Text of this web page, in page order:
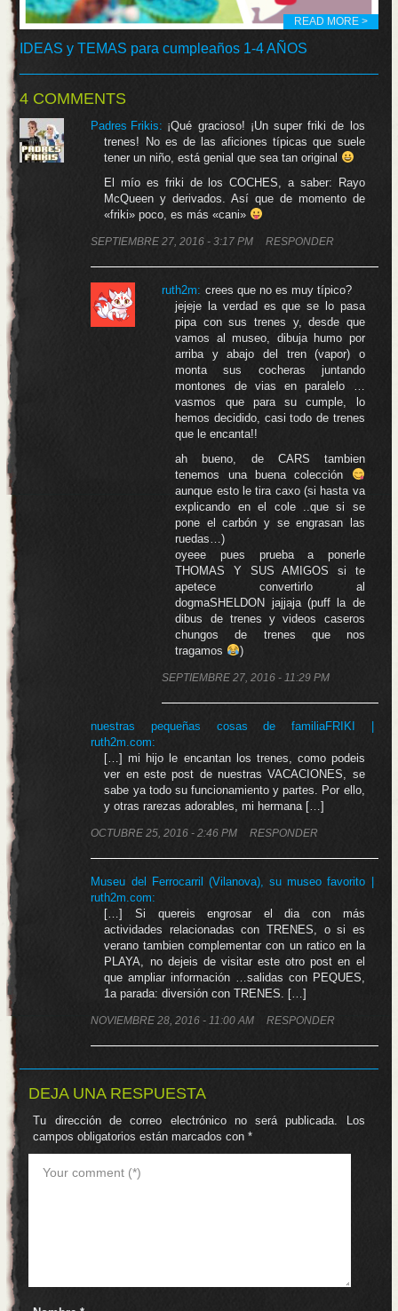
READ MORE >
IDEAS y TEMAS para cumpleaños 1-4 AÑOS
4 COMMENTS
Padres Frikis: ¡Qué gracioso! ¡Un super friki de los
trenes! No es de las aficiones típicas que suele
tener un niño, está genial que sea tan original
El mío es friki de los COCHES, a saber: Rayo
McQueen y derivados. Así que de momento de
«friki» poco, es más «cani»
SEPTIEMBRE 27, 2016 - 3:17 PM RESPONDER
ruth2m: crees que no es muy típico?
jejeje la verdad es que se lo pasa
pipa con sus trenes y, desde que
vamos al museo, dibuja humo por
arriba y abajo del tren (vapor) o
monta sus cocheras juntando
montones de vias en paralelo …
vasmos que para su cumple, lo
hemos decidido, casi todo de trenes
que le encanta!!
ah bueno, de CARS tambien
tenemos una buena colección
aunque esto le tira caxo (si hasta va
explicando en el cole ..que si se
pone el carbón y se engrasan las
ruedas…)
oyeee pues prueba a ponerle
THOMAS Y SUS AMIGOS si te
apetece convertirlo al
dogmaSHELDON jajjaja (puff la de
dibus de trenes y videos caseros
chungos de trenes que nos
tragamos
)
SEPTIEMBRE 27, 2016 - 11:29 PM
nuestras pequeñas cosas de familiaFRIKI |
ruth2m.com:
[…] mi hijo le encantan los trenes, como podeis
ver en este post de nuestras VACACIONES, se
sabe ya todo su funcionamiento y partes. Por ello,
y otras rarezas adorables, mi hermana […]
OCTUBRE 25, 2016 - 2:46 PM RESPONDER
Museu del Ferrocarril (Vilanova), su museo favorito |
ruth2m.com:
[…] Si quereis engrosar el dia con más
actividades relacionadas con TRENES, o si es
verano tambien complementar con un ratico en la
PLAYA, no dejeis de visitar este otro post en el
que ampliar información …salidas con PEQUES,
1a parada: diversión con TRENES. […]
NOVIEMBRE 28, 2016 - 11:00 AM RESPONDER
DEJA UNA RESPUESTA
Tu dirección de correo electrónico no será publicada.
Los
campos obligatorios están marcados con*